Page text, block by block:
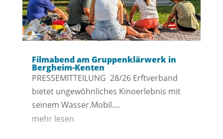
Filmabend am Gruppenklärwerk in
Bergheim-Kenten
PRESSEMITTEILUNG 28/26 Erftverband
bietet ungewöhnliches Kinoerlebnis mit
seinem Wasser.Mobil....
mehr lesen